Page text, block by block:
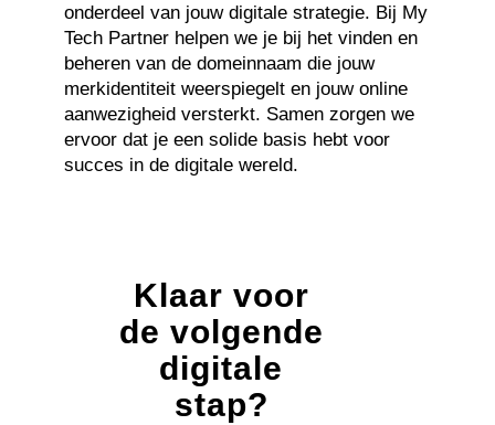
onderdeel van jouw digitale strategie. Bij My
Tech Partner helpen we je bij het vinden en
beheren van de domeinnaam die jouw
merkidentiteit weerspiegelt en jouw online
aanwezigheid versterkt. Samen zorgen we
ervoor dat je een solide basis hebt voor
succes in de digitale wereld.
Klaar voor
de volgende
digitale
stap?